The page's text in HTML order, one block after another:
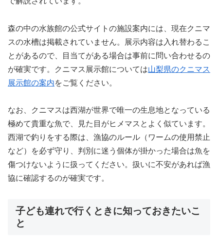
森の中の水族館の公式サイトの施設案内には、現在クニマ
スの水槽は掲載されていません。展示内容は入れ替わるこ
とがあるので、目当てがある場合は事前に問い合わせるの
が確実です。クニマス展示館については山梨県のクニマス
展示館の案内をご覧ください。
なお、クニマスは西湖が世界で唯一の生息地となっている
極めて貴重な魚で、見た目がヒメマスとよく似ています。
西湖で釣りをする際は、漁協のルール（ワームの使用禁止
など）を必ず守り、判別に迷う個体が掛かった場合は魚を
傷つけないように扱ってください。扱いに不安があれば漁
協に確認するのが確実です。
子ども連れで行くときに知っておきたいこ
と